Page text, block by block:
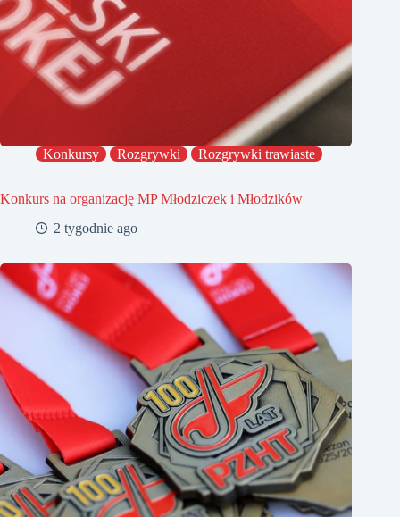
Konkursy Rozgrywki Rozgrywki trawiaste
Konkurs na organizację MP Młodziczek i Młodzików
2 tygodnie ago